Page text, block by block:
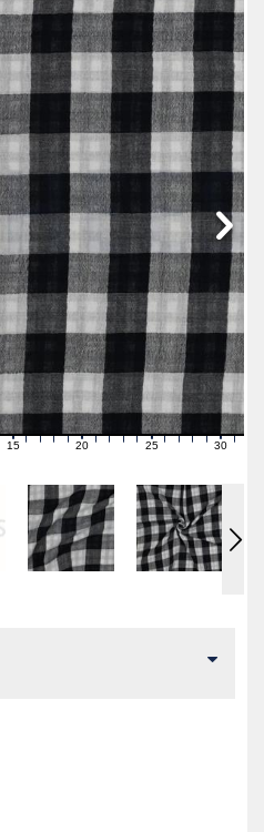
1516171819 2021222324 2526272829 31